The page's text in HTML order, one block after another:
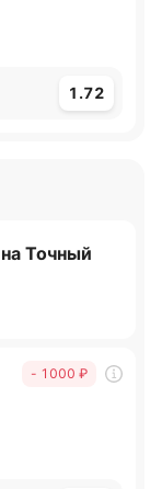
1.72
Точный
- 1000 ₽